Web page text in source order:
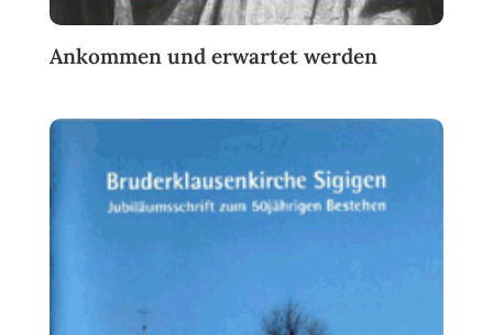
Ankommen und erwartet werden